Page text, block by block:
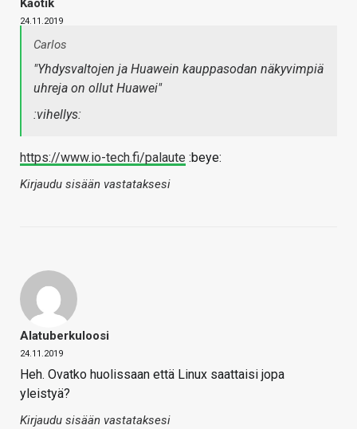
Kaotik
24.11.2019
Carlos
"Yhdysvaltojen ja Huawein kauppasodan näkyvimpiä
uhreja on ollut Huawei"
:vihellys:
https://www.io-tech.fi/palaute :beye:
Kirjaudu sisään vastataksesi
Alatuberkuloosi
24.11.2019
Heh. Ovatko huolissaan että Linux saattaisi jopa
yleistyä?
Kirjaudu sisään vastataksesi